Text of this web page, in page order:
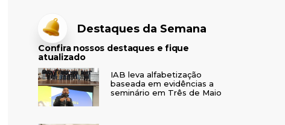
Destaques da Semana
Confira nossos destaques e fique
atualizado
IAB leva alfabetização
baseada em evidências a
seminário em Três de Maio